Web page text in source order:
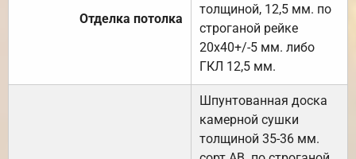
Отделка потолка
толщиной, 12,5 мм. по
строганой рейке
20х40+/-5 мм. либо
ГКЛ 12,5 мм.
Шпунтованная доска
камерной сушки
толщиной 35-36 мм.